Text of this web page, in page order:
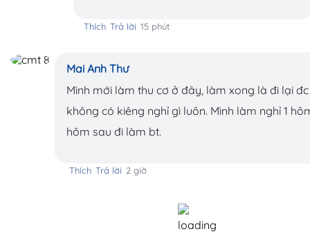
Thích Trả lời 15 phút
Mai Anh Thư
Mình mới làm thu cơ ở đây, làm xong là đi lại
không có kiêng nghỉ gì luôn. Mình làm nghỉ 1
hôm sau đi làm bt.
Thích Trả lời 2 giờ